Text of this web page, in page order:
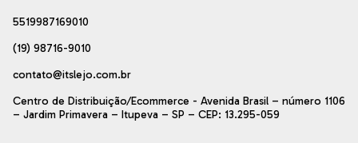
5519987169010
(19) 98716-9010
contato@itslejo.com.br
Centro de Distribuição/Ecommerce - Avenida Brasil – número 1106
– Jardim Primavera – Itupeva – SP – CEP: 13.295-059